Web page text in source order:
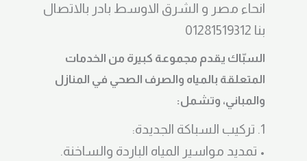
انحاء مصر و الشرق الاوسط بادر بالاتصال
بنا 01281519312
السبّاك يقدم مجموعة كبيرة من الخدمات
المتعلقة بالمياه والصرف الصحي في المنازل
والمباني، وتشمل:
1. تركيب السباكة الجديدة:
• تمديد مواسير المياه الباردة والساخنة.